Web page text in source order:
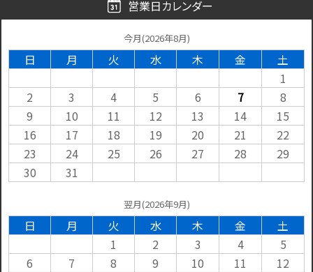
営業日カレンダー
今月(2026年8月)
日 月 火 水 木 金
土
1
2
3 4 5 6 7
8
9
10 11 12 13 14
15
16
17 18 19 20 21
22
23
24 25 26 27 28
29
30
31
翌月(2026年9月)
日 月 火 水 木 金
土
1
2 3 4
5
6
7 8 9 10 11
12